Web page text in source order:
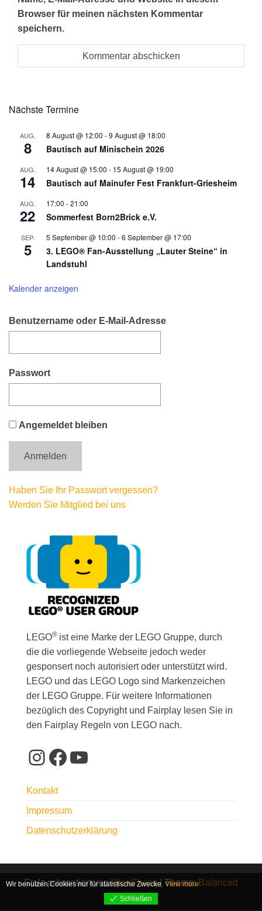
Browser für meinen nächsten Kommentar
speichern.
Nächste Termine
AUG.
8
8 August @ 12:00 -9 August @ 18:00
Bautisch auf Minischein 2026
AUG.
14
14 August @ 15:00 - 15 August @ 19:00
Bautisch auf Mainufer Fest Frankfurt-Griesheim
AUG.
22
17:00 -21:00
Sommerfest Born2Brick e.V.
SEP.
5
5 September @ 10:00 -6 September @ 17:00
3. LEGO® Fan-Ausstellung „Lauter Steine“ in
Landstuhl
Kalender anzeigen
Benutzername oder E-Mail-Adresse
Passwort
Angemeldet bleiben
Haben Sie Ihr Passwort vergessen?
Werden Sie Mitglied bei uns
LEGO® ist eine Marke der LEGO Gruppe, durch
die die vorliegende Webseite jedoch weder
gesponsert noch autorisiert oder unterstützt wird.
LEGO und das LEGO Logo sind Markenzeichen
der LEGO Gruppe. Für weitere Informationen
bezüglich des Copyright und Fairplay lesen Sie in
den Fairplay Regeln von LEGO nach.
Instagram
Facebook
YouTube
Kontakt
Impressum
Datenschutzerklärung
Stolz präsentiert vonWordPress | Theme:Balanced
Blog
Wir benutzen Cookies nur für statistische Zwecke. View more
Schließen